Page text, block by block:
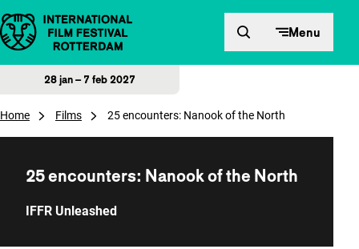
Direct naar inhoud Menu
28 jan – 7 feb 2027
Home Films 25 encounters: Nanook of the North
25 encounters: Nanook of the North
IFFR Unleashed